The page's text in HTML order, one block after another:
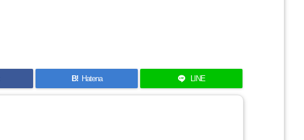
B! Hatena LINE